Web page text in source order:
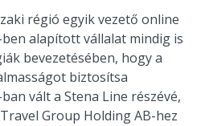
régió egyik vezető online
alapított vállalat mindig is
bevezetésében, hogy a
biztosítsa
vált a Stena Line részévé,
Group Holding AB-hez